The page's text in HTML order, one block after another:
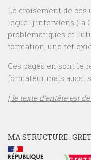
Le croisement de
lequel j’interviens (la
problématiques et
formation, une
Ces pages en sont le
formateur mais aussi
[ le texte d’entête est
MA STRUCTURE :